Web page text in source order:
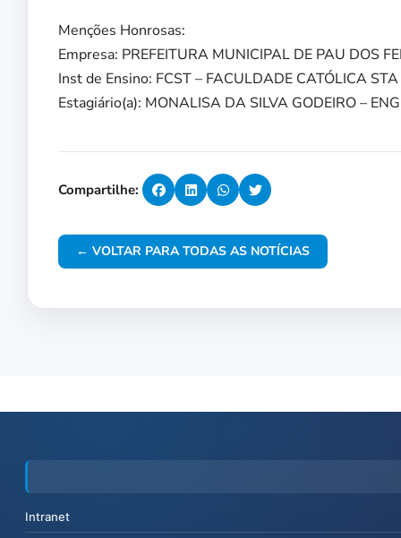
Menções Honrosas:
Empresa: PREFEITURA MUNICIPAL DE PAU DOS
Inst de Ensino: FCST – FACULDADE CATÓLICA
Estagiário(a): MONALISA DA SILVA GODEIRO –
Compartilhe:
← VOLTAR PARA TODAS AS NOTÍCIAS
Intranet